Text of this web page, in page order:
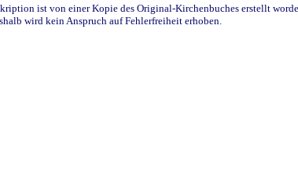
ist von einer Kopie des Original-Kirchenbuches erstellt
wird kein Anspruch auf Fehlerfreiheit erhoben.